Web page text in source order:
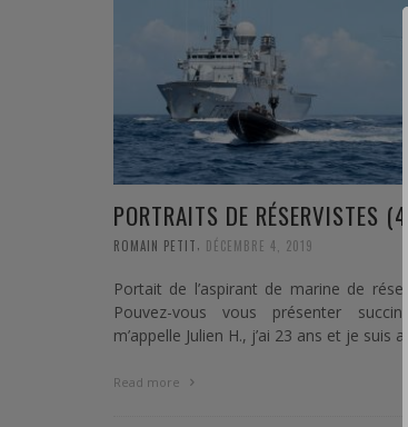
PORTRAITS DE RÉSERVISTES
ROMAIN PETIT DÉCEMBRE 4, 2019
Portait de l’aspirant de marine de
Pouvez-vous vous présenter
m’appelle Julien H., j’ai 23 ans et je suis
Read more